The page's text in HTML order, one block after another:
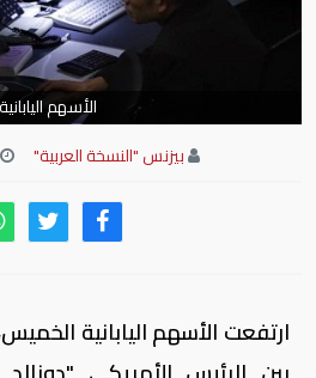
الأسهم اليابانية
بيزنس "النسخة العربية"
ارتفعت الأسهم اليابانية